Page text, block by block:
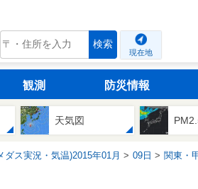
tenki.jp 検索
現在地
観測 防災情報
天気図
ダス実況・気温)2015年01月 09日 関東・